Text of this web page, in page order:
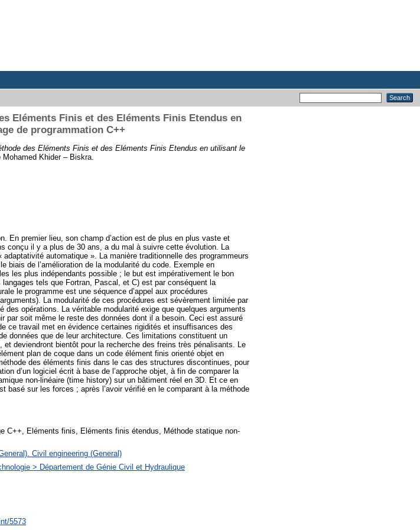
Eléments Finis et des Eléments Finis Etendus en
de programmation C++
des Eléments Finis et des Eléments Finis Etendus en utilisant le
Khider – Biskra.
En premier lieu, son champ d’action est de plus en plus vaste et
conçu il y a plus de 30 ans, a du mal à suivre cette évolution. La
automatique ». La manière traditionnelle des programmeurs
biais de l’amélioration de la modularité du code. Exemple en
les plus indépendants possible ; le but est impérativement le bon
tels que Fortran, Pascal, et C) est par conséquent la
le programme est une séquence d’appel aux procédures
La modularité de ces procédures est sévèrement limitée par
opérations. La véritable modularité exige que quelques arguments
par soit même le reste des données dont il a besoin. Ceci est assuré
ce travail met en évidence certaines rigidités et insuffisances des
données que de leur architecture. Ces limitations constituent un
deviendront bientôt pour la recherche des freins très pénalisants. Le
plan de coque dans un code élément finis orienté objet en
des éléments finis dans le cas des structures discontinues, pour
d’un logiciel écrit à base de l’approche objet, à fin de comparer la
non-linéaire (time history) sur un bâtiment réel en 3D. Et ce en
basé sur les forces ; après l’avoir vérifié en le comparant à la méthode
C++, Eléments finis, Eléments finis étendus, Méthode statique non-
Civil engineering (General)
> Département de Génie Civil et Hydraulique
5573